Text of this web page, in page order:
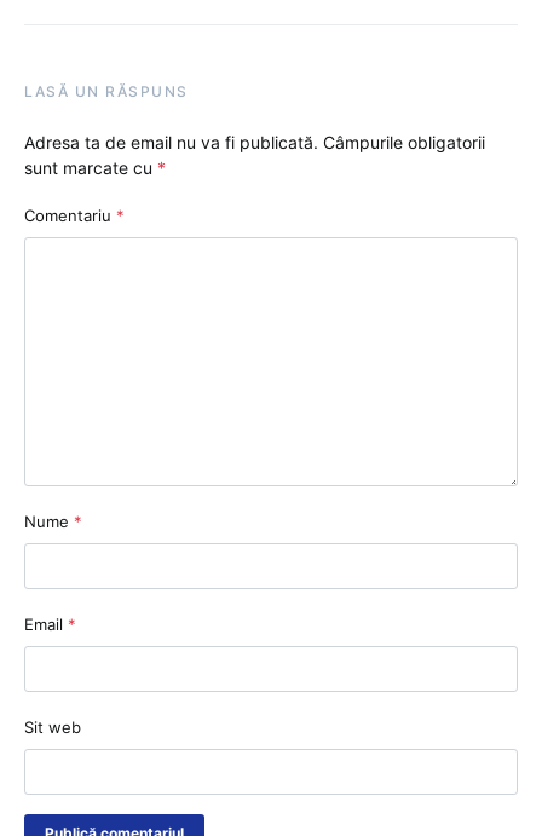
LASĂ UN RĂSPUNS
Adresa ta de email nu va fi publicată. Câmpurile obligatorii
sunt marcate cu *
Comentariu *
Nume *
Email *
Sit web